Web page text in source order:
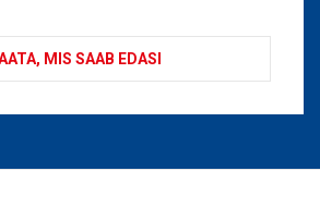
MIS SAAB EDASI